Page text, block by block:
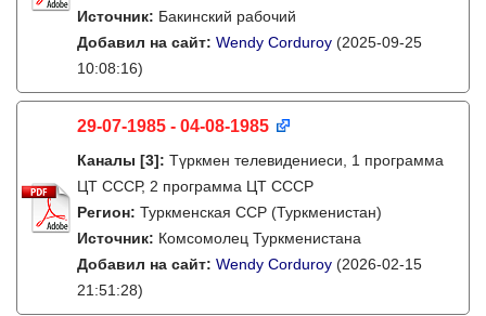
Источник: Бакинский рабочий
Добавил на сайт: Wendy Corduroy (2025-09-25
10:08:16)
29-07-1985 - 04-08-1985
Каналы [3]: Түркмен телевидениеси, 1 программа
ЦТ СССР, 2 программа ЦТ СССР
Регион: Туркменская ССР (Туркменистан)
Источник: Комсомолец Туркменистана
Добавил на сайт: Wendy Corduroy (2026-02-15
21:51:28)